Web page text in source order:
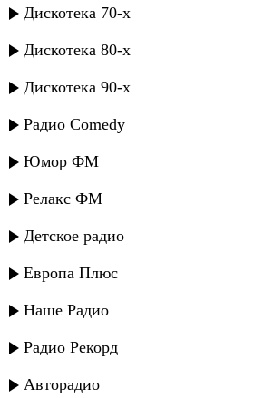
Дискотека 70-х
Дискотека 80-х
Дискотека 90-х
Радио Comedy
Юмор ФМ
Релакс ФМ
Детское радио
Европа Плюс
Наше Радио
Радио Рекорд
Авторадио
Аслан Гусейнов - Нежность
Аслан Гусейнов и Лариса
мной
Аслан Гусейнов - Би вафа
Аслан Гусейнов и Negd pull -
Аслан Гусейнов - Коджари
Аслан Гусейнов - Маме